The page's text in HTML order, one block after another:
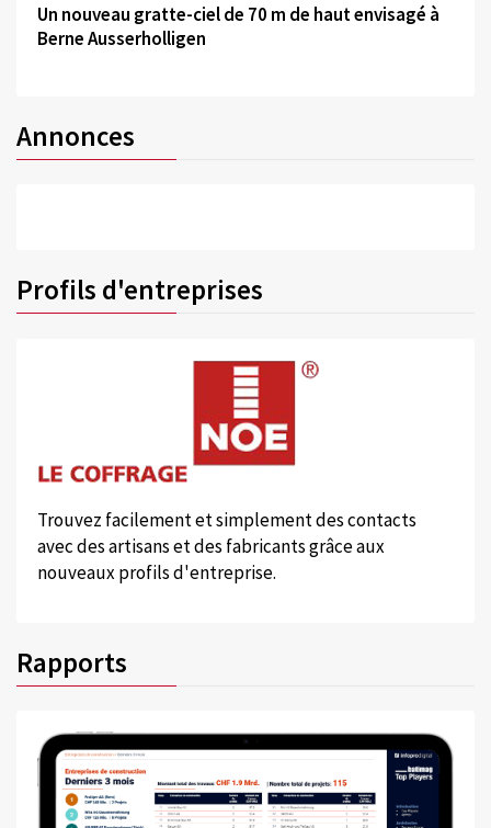
Un nouveau gratte-ciel de 70 m de haut envisagé à
Berne Ausserholligen
Annonces
Profils d'entreprises
Trouvez facilement et simplement des contacts
avec des artisans et des fabricants grâce aux
nouveaux profils d'entreprise.
Rapports